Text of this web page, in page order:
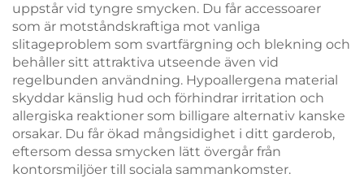
uppstår vid tyngre smycken. Du får accessoarer
som är motståndskraftiga mot vanliga
slitageproblem som svartfärgning och blekning och
behåller sitt attraktiva utseende även vid
regelbunden användning. Hypoallergena material
skyddar känslig hud och förhindrar irritation och
allergiska reaktioner som billigare alternativ kanske
orsakar. Du får ökad mångsidighet i ditt garderob,
eftersom dessa smycken lätt övergår från
kontorsmiljöer till sociala sammankomster.